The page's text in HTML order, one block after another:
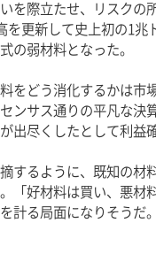
を際立たせ、リスクの
を更新して史上初の1
の弱材料となった。
をどう消化するかは市
ンサス通りの平凡な決
出尽くしたとして利益
するように、既知の材
「好材料は買い、悪材
計る局面になりそうだ